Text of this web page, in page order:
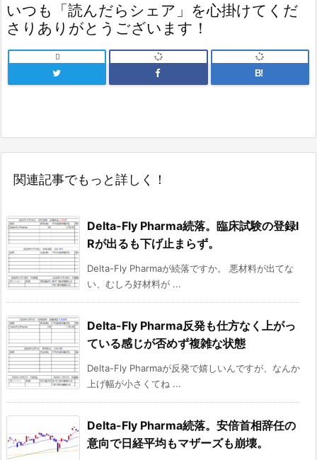
いつも「読んだらシェア」を心掛けてくだ
さりありがとうございます！

B!
関連記事でもっと詳しく！
Delta-Fly Pharma続落。臨床試験の登録I
Rが出るも下げ止まらず。
Delta-Fly Pharmaが続落ですか。 悪材料が出てな
い、むしろ好材料が ...
Delta-Fly Pharma反発も仕方なく上がっ
ている感じが否めず複雑な状態
Delta-Fly Pharmaが反発で嬉しいんですが、なんか
上げ幅が小さくてね ...
Delta-Fly Pharma続落。安倍首相辞任の
意向で日経平均もマザーズも崩壊。